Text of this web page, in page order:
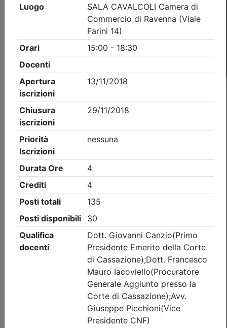
- Tipo Ordine/collegio: Avvocati- Ordine:
- Eventi in programma dal 8/8/2026
Dettagli evento
A pagamento
Ordine degli Avvocati di Ravenna
INTERO CORSO: Pensare da Avvocato,
lavorare con l’AI.Un percorso formativo
in dodici incontri